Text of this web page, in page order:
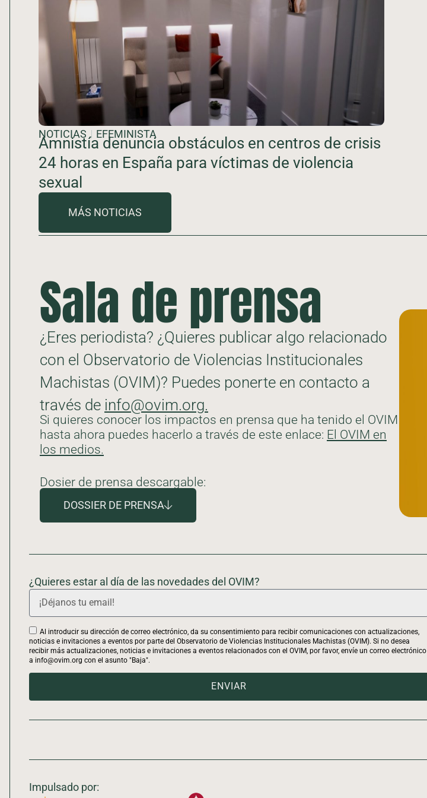
NOTICIAS EFEMINISTA
Amnistía denuncia obstáculos en centros de crisis
24 horas en España para víctimas de violencia
sexual
MÁS NOTICIAS
Sala de prensa
¿Eres periodista? ¿Quieres publicar algo relacionado
con el Observatorio de Violencias Institucionales
Machistas (OVIM)? Puedes ponerte en contacto a
través de info@ovim.org.
Si quieres conocer los impactos en prensa que ha tenido el OVIM
hasta ahora puedes hacerlo a través de este enlace: El OVIM en
los medios.
Dosier de prensa descargable:
DOSSIER DE PRENSA
¿Quieres estar al día de las novedades del OVIM?
Al introducir su dirección de correo electrónico, da su consentimiento para recibir comunicaciones con actualizaciones,
noticias e invitaciones a eventos por parte del Observatorio de Violencias Institucionales Machistas (OVIM). Si no desea
recibir más actualizaciones, noticias e invitaciones a eventos relacionados con el OVIM, por favor, envíe un correo electrónico
a info@ovim.org con el asunto "Baja".
ENVIAR
Impulsado por: